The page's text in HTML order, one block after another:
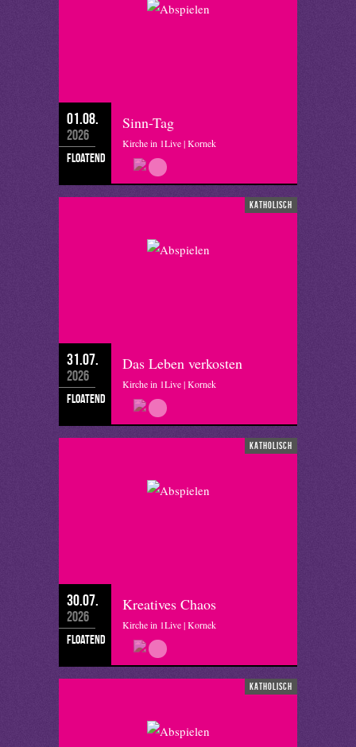
01.08.
2026
floatend
Sinn-Tag
Kirche in 1Live | Kornek
katholisch
31.07.
2026
floatend
Das Leben verkosten
Kirche in 1Live | Kornek
katholisch
30.07.
2026
floatend
Kreatives Chaos
Kirche in 1Live | Kornek
katholisch